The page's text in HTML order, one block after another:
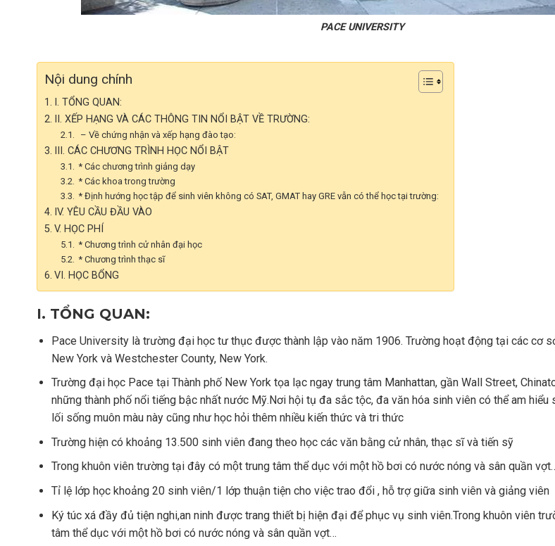
PACE UNIVERSITY
Nội dung chính
I. TỔNG QUAN:
II. XẾP HẠNG VÀ CÁC THÔNG TIN NỔI BẬT VỀ TRƯỜNG:
– Về chứng nhận và xếp hạng đào tạo:
III. CÁC CHƯƠNG TRÌNH HỌC NỔI BẬT
* Các chương trình giảng dạy
* Các khoa trong trường
* Định hướng học tập để sinh viên không có SAT, GMAT hay GRE vẫn có thể học tại trường:
IV. YÊU CẦU ĐẦU VÀO
V. HỌC PHÍ
* Chương trình cử nhân đại học
* Chương trình thạc sĩ
VI. HỌC BỔNG
I. TỔNG QUAN:
Pace University là trường đại học tư thục được thành lập vào năm 1906. Trường hoạt động tại các cơ
New York và Westchester County, New York.
Trường đại học Pace tại Thành phố New York tọa lạc ngay trung tâm Manhattan, gần Wall Street,
những thành phố nổi tiếng bậc nhất nước Mỹ.Nơi hội tụ đa sắc tộc, đa văn hóa sinh viên có thể am hiểu
lối sống muôn màu này cũng như học hỏi thêm nhiều kiến thức và tri thức
Trường hiện có khoảng 13.500 sinh viên đang theo học các văn bằng cử nhân, thạc sĩ và tiến sỹ
Trong khuôn viên trường tại đây có một trung tâm thể dục với một hồ bơi có nước nóng và sân quần
Tỉ lệ lớp học khoảng 20 sinh viên/1 lớp thuận tiện cho việc trao đổi , hỗ trợ giữa sinh viên và giảng viên
Ký túc xá đầy đủ tiện nghi,an ninh được trang thiết bị hiện đại để phục vụ sinh viên.Trong khuôn viên
tâm thể dục với một hồ bơi có nước nóng và sân quần vợt…